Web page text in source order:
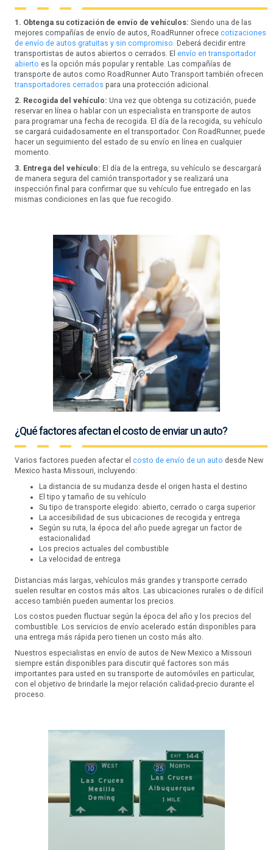
1. Obtenga su cotización de envío de vehículos: Siendo una de las
mejores compañías de envío de autos, RoadRunner ofrece cotizaciones
de envío de autos gratuitas y sin compromiso. Deberá decidir entre
transportistas de autos abiertos o cerrados. El envío en transportador
abierto es la opción más popular y rentable. Las compañías de
transporte de autos como RoadRunner Auto Transport también ofrecen
transportadores cerrados para una protección adicional.
2. Recogida del vehículo: Una vez que obtenga su cotización, puede
reservar en línea o hablar con un especialista en transporte de autos
para programar una fecha de recogida. El día de la recogida, su vehículo
se cargará cuidadosamente en el transportador. Con RoadRunner, puede
hacer un seguimiento del estado de su envío en línea en cualquier
momento.
3. Entrega del vehículo: El día de la entrega, su vehículo se descargará
de manera segura del camión transportador y se realizará una
inspección final para confirmar que su vehículo fue entregado en las
mismas condiciones en las que fue recogido.
¿Qué factores afectan el costo de enviar un auto?
Varios factores pueden afectar el costo de envío de un auto desde New
Mexico hasta Missouri, incluyendo:
La distancia de su mudanza desde el origen hasta el destino
El tipo y tamaño de su vehículo
Su tipo de transporte elegido: abierto, cerrado o carga superior
La accesibilidad de sus ubicaciones de recogida y entrega
Según su ruta, la época del año puede agregar un factor de
estacionalidad
Los precios actuales del combustible
La velocidad de entrega
Distancias más largas, vehículos más grandes y transporte cerrado
suelen resultar en costos más altos. Las ubicaciones rurales o de difícil
acceso también pueden aumentar los precios.
Los costos pueden fluctuar según la época del año y los precios del
combustible. Los servicios de envío acelerado están disponibles para
una entrega más rápida pero tienen un costo más alto.
Nuestros especialistas en envío de autos de New Mexico a Missouri
siempre están disponibles para discutir qué factores son más
importantes para usted en su transporte de automóviles en particular,
con el objetivo de brindarle la mejor relación calidad-precio durante el
proceso.